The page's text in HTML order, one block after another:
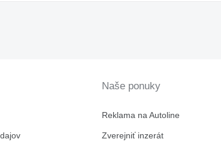
Naše ponuky
Reklama na Autoline
Zverejniť inzerát